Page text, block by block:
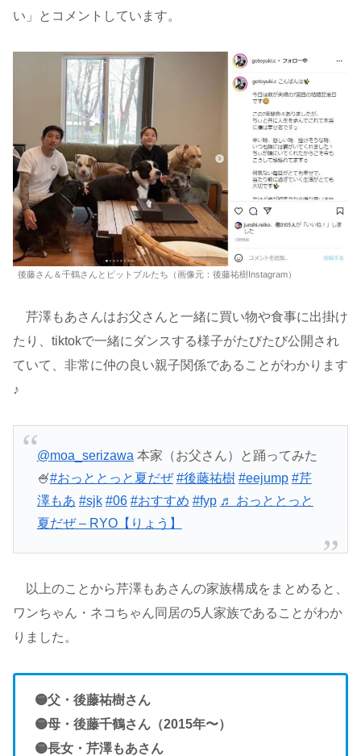
い」とコメントしています。
後藤さん＆千鶴さんとピットブルたち（画像元：後藤祐樹Instagram）
芹澤もあさんはお父さんと一緒に買い物や食事に出掛け
たり、tiktokで一緒にダンスする様子がたびたび公開され
ていて、非常に仲の良い親子関係であることがわかります
♪
@moa_serizawa 本家（お父さん）と踊ってみた
🍧#おっととっと夏だぜ #後藤祐樹 #eejump #芹
澤もあ #sjk #06 #おすすめ #fyp ♬ おっととっと
夏だぜ – RYO【りょう】
以上のことから芹澤もあさんの家族構成をまとめると、
ワンちゃん・ネコちゃん同居の5人家族であることがわか
りました。
🟡父・後藤祐樹さん
🟡母・後藤千鶴さん（2015年〜）
🟡長女・芹澤もあさん